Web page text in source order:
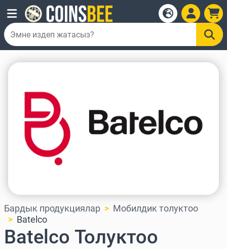
Бардык продукциялар
Мобилдик толуктоо
Batelco
Batelco Толуктоо